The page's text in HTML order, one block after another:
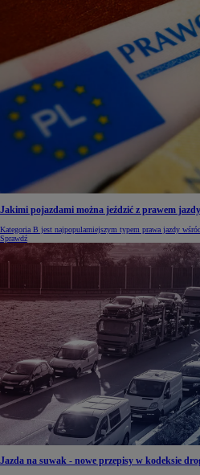
Jakimi pojazdami można jeździć z prawem
Kategoria B jest najpopularniejszym typem prawa jazdy
Sprawdź
Jazda na suwak - nowe przepisy w kodeksie